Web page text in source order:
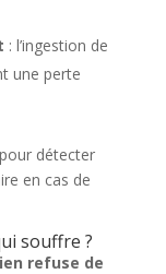
: l’ingestion de
une perte
détecter
en cas de
souffre ?
refuse de